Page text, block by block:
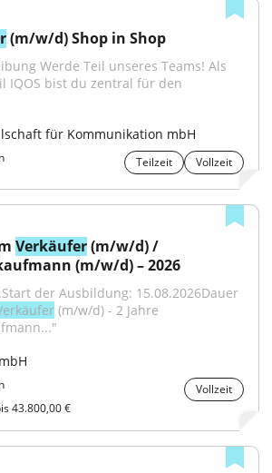
(m/w/d) Shop in Shop
für Kommunikation mbH
Teilzeit Vollzeit
Verkäufer (m/w/d) /
(m/w/d) – 2026
der Ausbildung: 15.08.2026Dauer
(m/w/d) - 2 Jahre
Vollzeit
43.800,00 €